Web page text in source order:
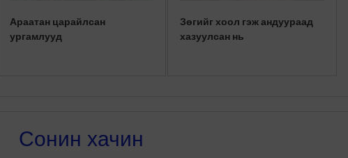
Араатан царайлсан
ургамлууд
Зөгийг хоол гэж андуураад
хазуулсан нь
Сонин хачин